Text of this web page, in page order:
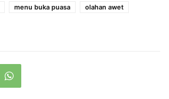
menu buka puasa
olahan awet